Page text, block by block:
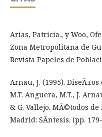
Arias, Patricia., y Woo,
Zona Metropolitana de
Revista Papeles de
Arnau, J. (1995).
M.T. Anguera, M.T., J.
& G. Vallejo. MÃ©todos
Madrid: SÃ­ntesis. (pp.